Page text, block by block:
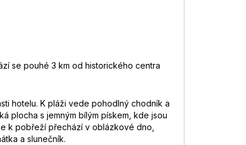
se pouhé 3 km od historického centra
hotelu. K pláži vede pohodlný chodník a
plocha s jemným bílým pískem, kde jsou
k pobřeží přechází v oblázkové dno,
a slunečník.